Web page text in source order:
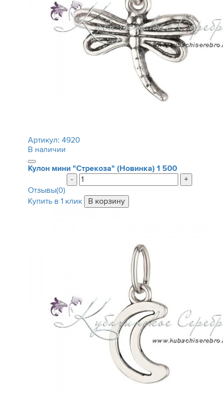
Артикул: 4920
В наличии
Кулон мини "Стрекоза" (Новинка) 1 500
-
+
Отзывы(0)
Купить в 1 клик